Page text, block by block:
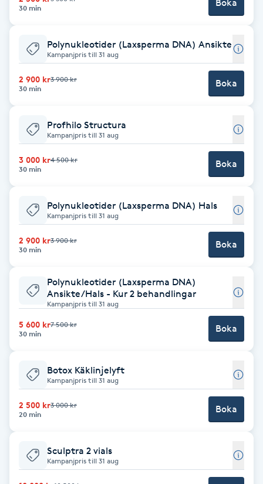
Kostrådgivning
Kroppsinpackning
Käkledsbehandling
Kärlbehandling
Laserbehandling
Lashlift Keratin
LED-ljusterapi
Liktornar
LPG-behandling
LPG-massage
Luggklippning
Lymfmassage
Läpptatuering
30 min
Boka
Polynukleotider (Laxsperma DNA) Ansikte
Kampanjpris till 31 aug
2 900 kr3 900 kr
30 min
Boka
Profhilo Structura
Kampanjpris till 31 aug
3 000 kr4 500 kr
30 min
Boka
Polynukleotider (Laxsperma DNA) Hals
Kampanjpris till 31 aug
2 900 kr3 900 kr
30 min
Boka
Polynukleotider (Laxsperma DNA)
Ansikte/Hals - Kur 2 behandlingar
Kampanjpris till 31 aug
5 600 kr7 500 kr
30 min
Boka
Botox Käklinjelyft
Kampanjpris till 31 aug
2 500 kr3 000 kr
20 min
Boka
Sculptra 2 vials
Kampanjpris till 31 aug